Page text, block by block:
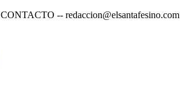
CONTACTO -- redaccion@elsantafesino.com